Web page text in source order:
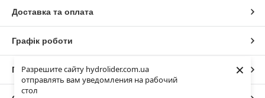
Разрешите сайту hydrolider.com.ua
отправлять вам уведомления на рабочий
стол
×
Доставка та оплата
Графік роботи
Повна версія сайту